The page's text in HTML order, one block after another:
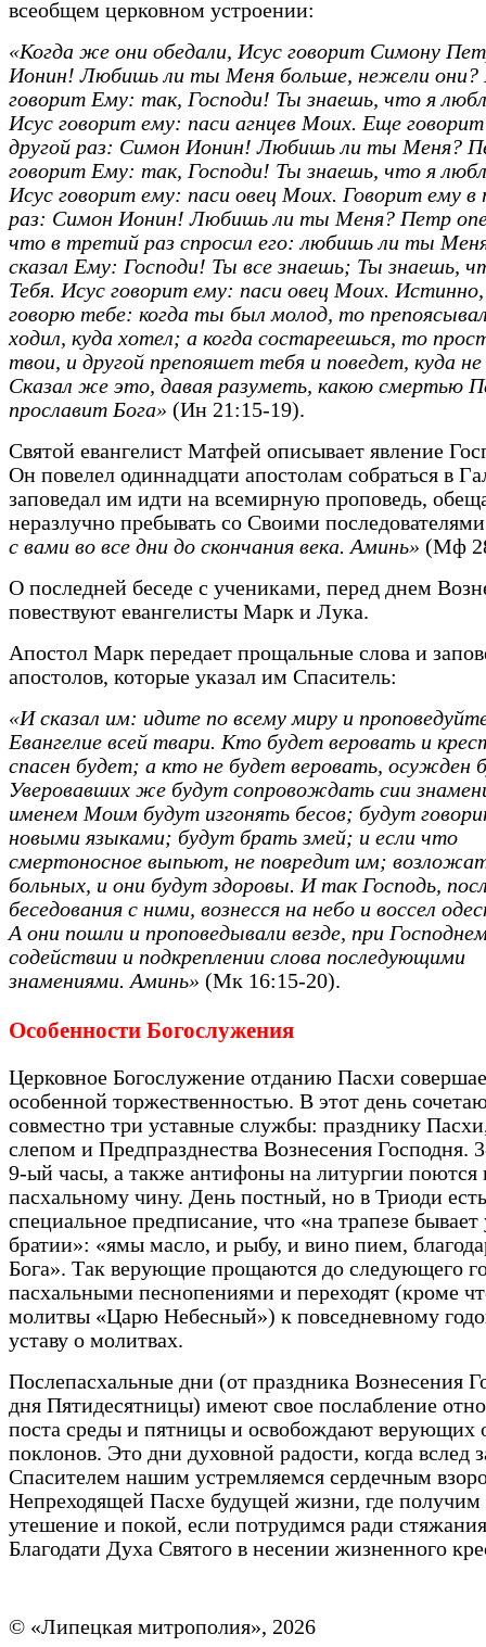
всеобщем церковном устроении:
«Когда же они обедали, Исус говорит Симону
Ионин! Любишь ли ты Меня больше, нежели они?
говорит Ему: так, Господи! Ты знаешь, что я
Исус говорит ему: паси агнцев Моих. Еще
другой раз: Симон Ионин! Любишь ли ты Меня?
говорит Ему: так, Господи! Ты знаешь, что я
Исус говорит ему: паси овец Моих. Говорит ему
раз: Симон Ионин! Любишь ли ты Меня? Петр
что в третий раз спросил его: любишь ли ты
сказал Ему: Господи! Ты все знаешь; Ты знаешь,
Тебя. Исус говорит ему: паси овец Моих.
говорю тебе: когда ты был молод, то
ходил, куда хотел; а когда состареешься, то
твои, и другой препояшет тебя и поведет, куда
Сказал же это, давая разуметь, какою смертью
прославит Бога» (Ин 21:15-19).
Святой евангелист Матфей описывает явление
Он повелел одиннадцати апостолам собраться в
заповедал им идти на всемирную проповедь,
неразлучно пребывать со Своими
с вами во все дни до скончания века. Аминь» (Мф
О последней беседе с учениками, перед днем
повествуют евангелисты Марк и Лука.
Апостол Марк передает прощальные слова и
апостолов, которые указал им Спаситель:
«И сказал им: идите по всему миру и
Евангелие всей твари. Кто будет веровать и
спасен будет; а кто не будет веровать, осужден
Уверовавших же будут сопровождать сии
именем Моим будут изгонять бесов; будут
новыми языками; будут брать змей; и если что
смертоносное выпьют, не повредит им;
больных, и они будут здоровы. И так Господь,
беседования с ними, вознесся на небо и воссел
А они пошли и проповедывали везде, при
содействии и подкреплении слова последующими
знамениями. Аминь» (Мк 16:15-20).
Особенности Богослужения
Церковное Богослужение отданию Пасхи
особенной торжественностью. В этот день
совместно три уставные службы: празднику
слепом и Предпразднества Вознесения Господня.
9-ый часы, а также антифоны на литургии поются
пасхальному чину. День постный, но в Триоди есть
специальное предписание, что «на трапезе
братии»: «ямы масло, и рыбу, и вино пием,
Бога». Так верующие прощаются до следующего
пасхальными песнопениями и переходят (кроме
молитвы «Царю Небесный») к повседневному
уставу о молитвах.
Послепасхальные дни (от праздника Вознесения
дня Пятидесятницы) имеют свое послабление
поста среды и пятницы и освобождают верующих
поклонов. Это дни духовной радости, когда вслед
Спасителем нашим устремляемся сердечным
Непреходящей Пасхе будущей жизни, где получим
утешение и покой, если потрудимся ради стяжания
Благодати Духа Святого в несении жизненного
© «Липецкая митрополия», 2026